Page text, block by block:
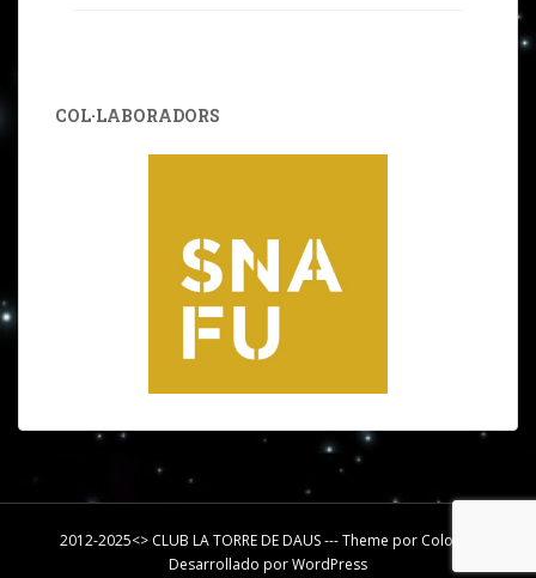
COL·LABORADORS
2012-2025<> CLUB LA TORRE DE DAUS --- Theme por Colorlib
Desarrollado porWordPress